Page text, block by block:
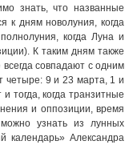
знать, что названные
к дням новолуния, когда
когда Луна и
К таким дням также
совпадают с одним
четыре: 9 и 23 марта, 1 и
тогда, когда транзитные
и оппозиции, время
узнать из лунных
календарь» Александра